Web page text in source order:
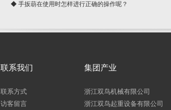
◆ 手扳葫在使用时怎样进行正确的操作呢？
联系我们
联系方式
访客留言
集团产业
浙江双鸟机械有限公司
浙江双鸟起重设备有限公司